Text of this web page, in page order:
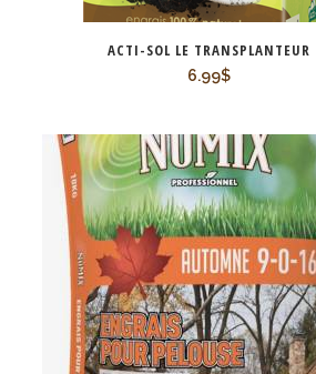
ACTI-SOL LE TRANSPLANTEUR
6.99$